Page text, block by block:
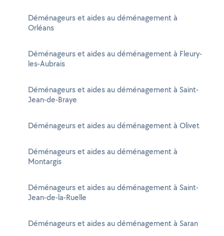
Déménageurs et aides au déménagement à
Orléans
Déménageurs et aides au déménagement à Fleury-
les-Aubrais
Déménageurs et aides au déménagement à Saint-
Jean-de-Braye
Déménageurs et aides au déménagement à Olivet
Déménageurs et aides au déménagement à
Montargis
Déménageurs et aides au déménagement à Saint-
Jean-de-la-Ruelle
Déménageurs et aides au déménagement à Saran